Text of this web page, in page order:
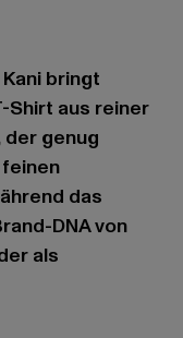
bringt
Shirt aus reiner
genug
das
DNA von
als